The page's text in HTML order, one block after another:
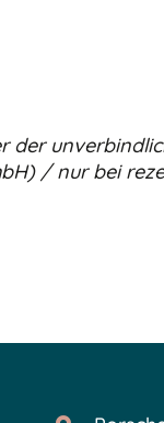
der
/ nur bei